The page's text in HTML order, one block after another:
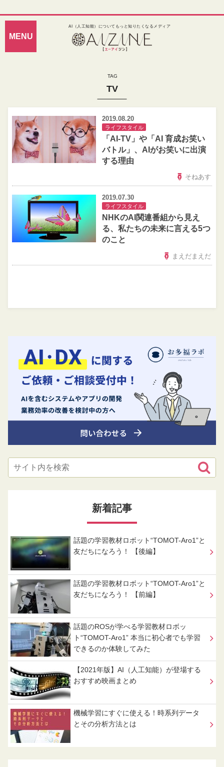
AI（人工知能）についてもっと知りたくなるメディア
TV
2019.08.20
ライフスタイル
「AI‐TV」や「AI 育成お笑い
バトル」、AIがお笑いに出演
する理由
そねあす
2019.07.30
ライフスタイル
NHKのAI関連番組から見え
る、私たちの未来に言える5つ
のこと
まえだまえだ
新着記事
話題の学習教材ロボット“TOMOT-Aro1”と
友だちになろう！ 【後編】
話題の学習教材ロボット“TOMOT-Aro1”と
友だちになろう！ 【前編】
話題のROSが学べる学習教材ロボッ
ト“TOMOT-Aro1” 本当に初心者でも学習
できるのか体験してみた
【2021年版】AI（人工知能）が登場する
おすすめ映画まとめ
機械学習にすぐに使える！時系列データ
とその分析方法とは